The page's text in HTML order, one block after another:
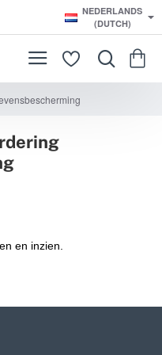
NEDERLANDS
(DUTCH)
en inzien.